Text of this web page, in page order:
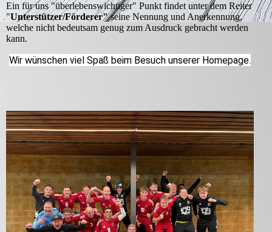
Ein für uns "überlebenswichtiger" Punkt findet unter dem Reiter
"Unterstützer/Förderer"seine Nennung und Anerkennung,
welche nicht bedeutsam genug zum Ausdruck gebracht werden
kann.
Wir wünschen viel Spaß beim Besuch unserer Homepage.